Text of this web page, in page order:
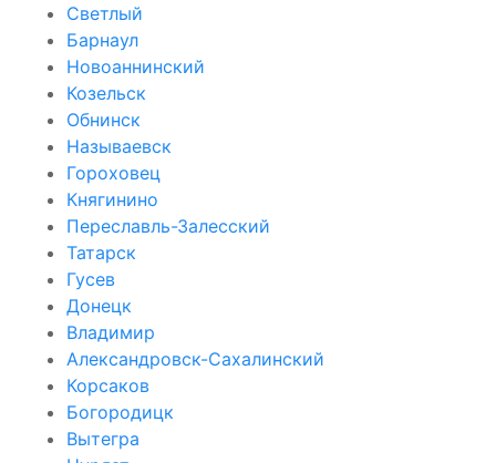
Светлый
Барнаул
Новоаннинский
Козельск
Обнинск
Называевск
Гороховец
Княгинино
Переславль-Залесский
Татарск
Гусев
Донецк
Владимир
Александровск-Сахалинский
Корсаков
Богородицк
Вытегра